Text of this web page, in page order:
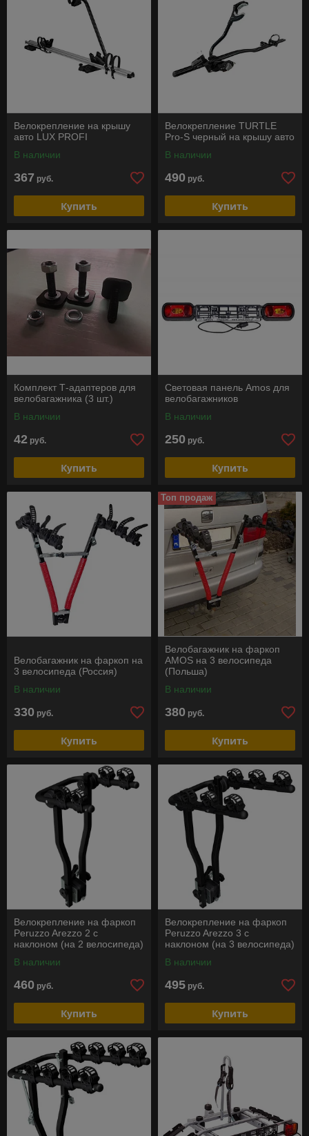
Велокрепление на крышу
авто LUX PROFI
В наличии
367 руб.
Купить
Велокрепление TURTLE
Pro-S черный на крышу авто
В наличии
490 руб.
Купить
Комплект Т-адаптеров для
велобагажника (3 шт.)
В наличии
42 руб.
Купить
Световая панель Amos для
велобагажников
В наличии
250 руб.
Купить
Велобагажник на фаркоп на
3 велосипеда (Россия)
В наличии
330 руб.
Купить
Топ продаж
Велобагажник на фаркоп
AMOS на 3 велосипеда
(Польша)
В наличии
380 руб.
Купить
Велокрепление на фаркоп
Peruzzo Arezzo 2 с
наклоном (на 2 велосипеда)
В наличии
460 руб.
Купить
Велокрепление на фаркоп
Peruzzo Arezzo 3 с
наклоном (на 3 велосипеда)
В наличии
495 руб.
Купить